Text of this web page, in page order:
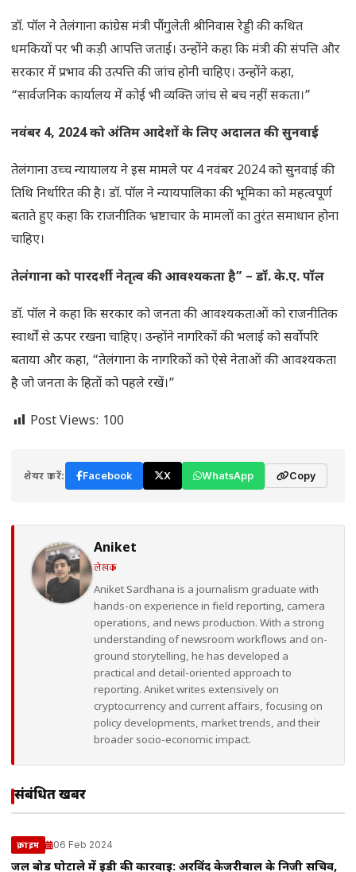
डॉ. पॉल ने तेलंगाना कांग्रेस मंत्री पौंगुलेती श्रीनिवास रेड्डी की कथित
धमकियों पर भी कड़ी आपत्ति जताई। उन्होंने कहा कि मंत्री की संपत्ति और
सरकार में प्रभाव की उत्पत्ति की जांच होनी चाहिए। उन्होंने कहा,
“सार्वजनिक कार्यालय में कोई भी व्यक्ति जांच से बच नहीं सकता।”
नवंबर 4, 2024 को अंतिम आदेशों के लिए अदालत की सुनवाई
तेलंगाना उच्च न्यायालय ने इस मामले पर 4 नवंबर 2024 को सुनवाई की
तिथि निर्धारित की है। डॉ. पॉल ने न्यायपालिका की भूमिका को महत्वपूर्ण
बताते हुए कहा कि राजनीतिक भ्रष्टाचार के मामलों का तुरंत समाधान होना
चाहिए।
तेलंगाना को पारदर्शी नेतृत्व की आवश्यकता है” – डॉ. के.ए. पॉल
डॉ. पॉल ने कहा कि सरकार को जनता की आवश्यकताओं को राजनीतिक
स्वार्थों से ऊपर रखना चाहिए। उन्होंने नागरिकों की भलाई को सर्वोपरि
बताया और कहा, “तेलंगाना के नागरिकों को ऐसे नेताओं की आवश्यकता
है जो जनता के हितों को पहले रखें।”
Post Views: 100
शेयर करें: Facebook X WhatsApp Copy
Aniket
लेखक
Aniket Sardhana is a journalism graduate with
hands-on experience in field reporting, camera
operations, and news production. With a strong
understanding of newsroom workflows and on-
ground storytelling, he has developed a
practical and detail-oriented approach to
reporting. Aniket writes extensively on
cryptocurrency and current affairs, focusing on
policy developments, market trends, and their
broader socio-economic impact.
संबंधित खबरें
क्राइम 06 Feb 2024
जल बोर्ड घोटाले में ईडी की कार्रवाई: अरविंद केजरीवाल के निजी सचिव,